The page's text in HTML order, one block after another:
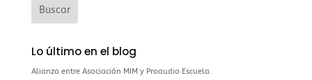
Lo último en el blog
Alianza entre Asociación MIM y Proaudio Escuela.